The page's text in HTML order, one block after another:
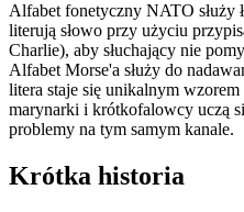
Alfabet fonetyczny NATO służy
literują słowo przy użyciu
Charlie), aby słuchający nie
Alfabet Morse'a służy do
litera staje się unikalnym
marynarki i krótkofalowcy uczą
problemy na tym samym kanale.
Krótka historia